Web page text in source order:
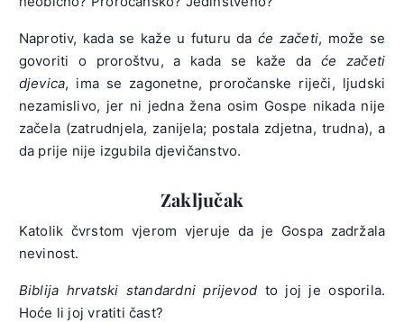
Naprotiv, kada se kaže u futuru daće začeti, može se
govoriti o proroštvu, a kada se kaže da će začeti
djevica, ima se zagonetne, proročanske riječi, ljudski
nezamislivo, jer ni jedna žena osim Gospe nikada nije
začela (zatrudnjela, zanijela; postala zdjetna, trudna), a
da prije nije izgubila djevičanstvo.
Zaključak
Katolik čvrstom vjerom vjeruje da je Gospa zadržala
nevinost.
Biblija hrvatski standardni prijevod to joj je osporila.
Hoće li joj vratiti čast?